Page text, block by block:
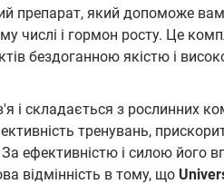
препарат, який допоможе
числі і гормон росту. Це
бездоганною якістю і
і складається з рослинних
тренувань,
ефективністю і силою його
відмінність в тому, що